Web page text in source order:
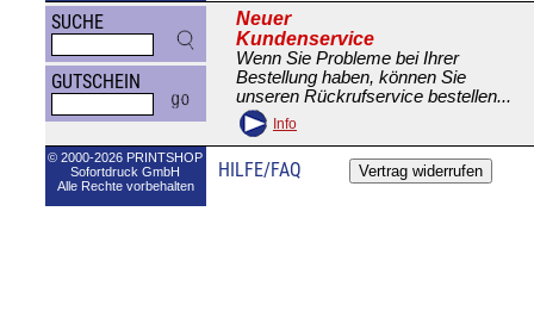
SUCHE
GUTSCHEIN
Neuer
Kundenservice
Wenn Sie Probleme bei Ihrer
Bestellung haben, können Sie
unseren Rückrufservice bestellen...
Info
© 2000-2026 PRINTSHOP
Sofortdruck GmbH
Alle Rechte vorbehalten
HILFE/FAQ